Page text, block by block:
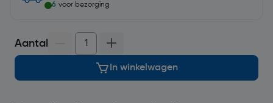
6 voor bezorging
Aantal
In winkelwagen